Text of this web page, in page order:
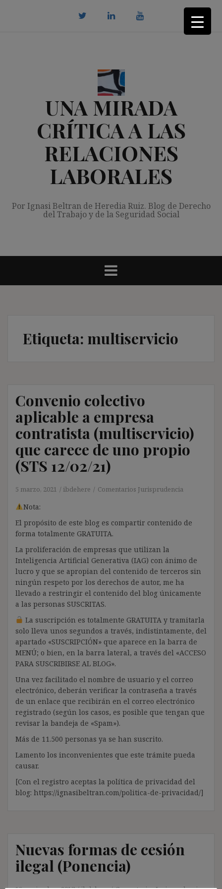
UNA MIRADA
CRÍTICA A LAS
RELACIONES
LABORALES
Por Ignasi Beltran de Heredia Ruiz. Blog de Derecho
del Trabajo y de la Seguridad Social
Etiqueta: multiservicio
Convenio colectivo
aplicable a empresa
contratista (multiservicio)
que carece de uno propio
(STS 12/02/21)
5 marzo, 2021 ibdehere Comentarios Jurisprudencia
Nota:
El propósito de este blog es compartir contenido de
forma totalmente GRATUITA.
La proliferación de empresas que utilizan la
Inteligencia Artificial Generativa (IAG) con ánimo de
lucro y que se apropian del contenido de terceros sin
ningún respeto por los derechos de autor, me ha
llevado a restringir el contenido del blog únicamente
a las personas SUSCRITAS.
La suscripción es totalmente GRATUITA y tramitarla
solo lleva unos segundos a través, indistintamente, del
apartado «SUSCRIPCIÓN» que aparece en la barra de
MENÚ; o bien, en la barra lateral, a través del «ACCESO
PARA SUSCRIBIRSE AL BLOG».
Una vez facilitado el nombre de usuario y el correo
electrónico, deberán verificar la contraseña a través
de un enlace que recibirán en el correo electrónico
registrado (según los casos, es posible que tengan que
revisar la bandeja de «Spam»).
Más de 11.500 personas ya se han suscrito.
Lamento los inconvenientes que este trámite pueda
causar.
[Con el registro aceptas la política de privacidad del
blog: https://ignasibeltran.com/politica-de-privacidad/]
Nuevas formas de cesión
ilegal (Ponencia)